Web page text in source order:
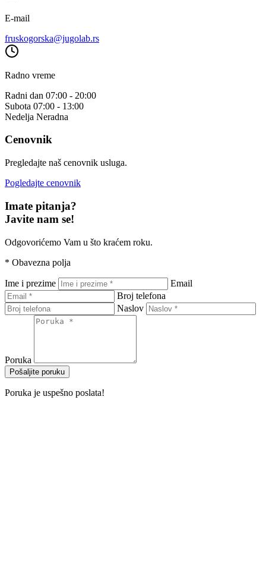
E-mail
fruskogorska@jugolab.rs
Radno vreme
Radni dan 07:00 - 20:00
Subota 07:00 - 13:00
Nedelja Neradna
Cenovnik
Pregledajte naš cenovnik usluga.
Pogledajte cenovnik
Imate pitanja?
Javite nam se!
Odgovorićemo Vam u što kraćem roku.
* Obavezna polja
Ime i prezime
Email
Broj telefona
Naslov
Poruka
Pošaljite poruku
Poruka je uspešno poslata!